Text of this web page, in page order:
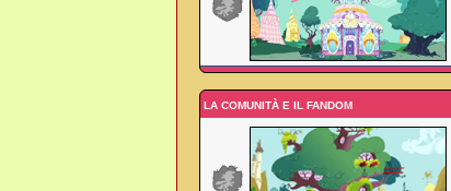
LA COMUNITÀ E IL FANDOM